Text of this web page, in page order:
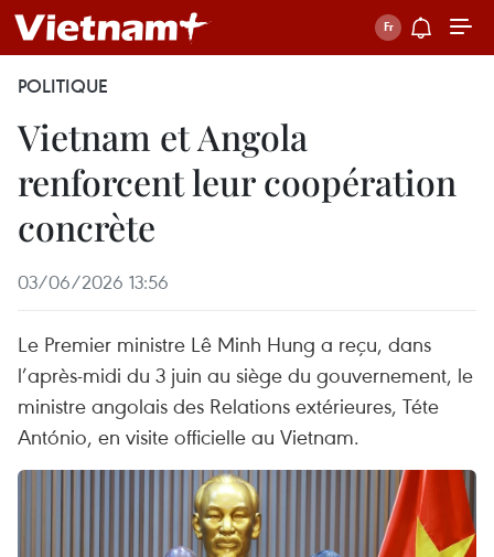
POLITIQUE
Vietnam et Angola
renforcent leur coopération
concrète
03/06/2026 13:56
Le Premier ministre Lê Minh Hung a reçu, dans
l’après-midi du 3 juin au siège du gouvernement, le
ministre angolais des Relations extérieures, Téte
António, en visite officielle au Vietnam.